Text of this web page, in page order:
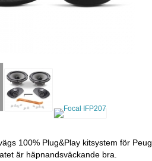
100% Plug&Play kitsystem för
är häpnandsväckande bra.